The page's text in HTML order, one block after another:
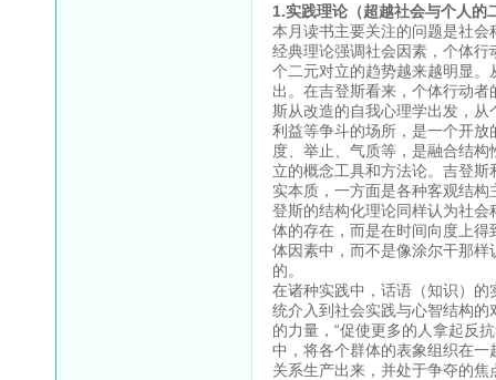
1.实践理论（超越社会与个人的
本月读书主要关注的问题是社
经典理论强调社会因素，个体
个二元对立的趋势越来越明显。
出。在吉登斯看来，个体行动
斯从改造的自我心理学出发，从
利益等争斗的场所，是一个开
度、举止、气质等，是融合结构
立的概念工具和方法论。吉登
实本质，一方面是各种客观结
登斯的结构化理论同样认为社
体的存在，而是在时间向度上
体因素中，而不是像涂尔干那
的。
在诸种实践中，话语（知识）
统介入到社会实践与心智结构
的力量，“促使更多的人拿起反
中，将各个群体的表象组织在
关系生产出来，并处于争夺的焦